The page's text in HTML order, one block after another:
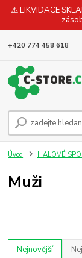
⚠️ LIKVIDACE
+420 774 458 618
Úvod HALOVÉ
Muži
Nejnovější